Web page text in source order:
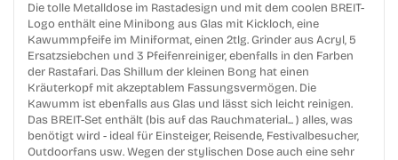
Die tolle Metalldose im Rastadesign und mit dem coolen BREIT-
Logo enthält eine Minibong aus Glas mit Kickloch, eine
Kawummpfeife im Miniformat, einen 2tlg. Grinder aus Acryl, 5
Ersatzsiebchen und 3 Pfeifenreiniger, ebenfalls in den Farben
der Rastafari. Das Shillum der kleinen Bong hat einen
Kräuterkopf mit akzeptablem Fassungsvermögen. Die
Kawumm ist ebenfalls aus Glas und lässt sich leicht reinigen.
Das BREIT-Set enthält (bis auf das Rauchmaterial... ) alles, was
benötigt wird - ideal für Einsteiger, Reisende, Festivalbesucher,
Outdoorfans usw. Wegen der stylischen Dose auch eine sehr